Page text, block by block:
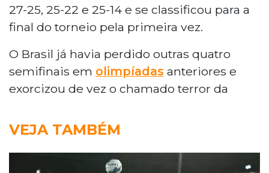
27-25, 25-22 e 25-14 e se classificou para a
final do torneio pela primeira vez.
O Brasil já havia perdido outras quatro
semifinais em olimpíadas anteriores e
exorcizou de vez o chamado terror da
VEJA TAMBÉM